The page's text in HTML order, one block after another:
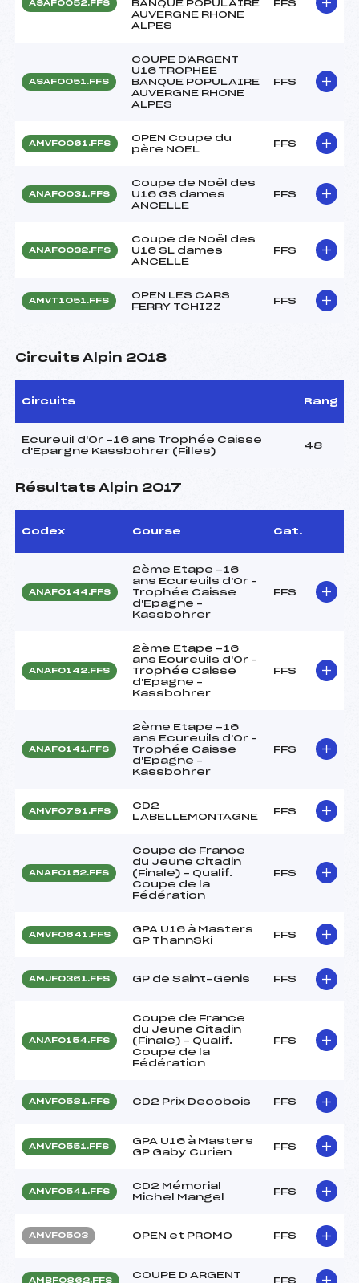
ASAF0052.FFS
BANQUE POPULAIRE
AUVERGNE RHONE
ALPES
FFS
ASAF0051.FFS
COUPE D'ARGENT
U16 TROPHEE
BANQUE POPULAIRE
AUVERGNE RHONE
ALPES
FFS
AMVF0061.FFS
OPEN Coupe du
père NOEL
FFS
ANAF0031.FFS
Coupe de Noël des
U16 GS dames
ANCELLE
FFS
ANAF0032.FFS
Coupe de Noël des
U16 SL dames
ANCELLE
FFS
AMVT1051.FFS
OPEN LES CARS
FERRY TCHIZZ
FFS
Circuits Alpin 2018
Circuits Rang
Ecureuil d'Or -16 ans Trophée Caisse
d'Epargne Kassbohrer (Filles)
48
Résultats Alpin 2017
Codex Course Cat.
ANAF0144.FFS
2ème Etape -16
ans Ecureuils d'Or –
Trophée Caisse
d'Epagne –
Kassbohrer
FFS
ANAF0142.FFS
2ème Etape -16
ans Ecureuils d'Or –
Trophée Caisse
d'Epagne –
Kassbohrer
FFS
ANAF0141.FFS
2ème Etape -16
ans Ecureuils d'Or –
Trophée Caisse
d'Epagne –
Kassbohrer
FFS
AMVF0791.FFS
CD2
LABELLEMONTAGNE
FFS
ANAF0152.FFS
Coupe de France
du Jeune Citadin
(Finale) – Qualif.
Coupe de la
Fédération
FFS
AMVF0641.FFS
GPA U16 à Masters
GP ThannSki
FFS
AMJF0361.FFS GP de Saint-Genis FFS
ANAF0154.FFS
Coupe de France
du Jeune Citadin
(Finale) – Qualif.
Coupe de la
Fédération
FFS
AMVF0581.FFS CD2 Prix Decobois FFS
AMVF0551.FFS
GPA U16 à Masters
GP Gaby Curien
FFS
AMVF0541.FFS
CD2 Mémorial
Michel Mangel
FFS
AMVF0503 OPEN et PROMO FFS
AMBF0862.FFS
COUPE D ARGENT
FFS